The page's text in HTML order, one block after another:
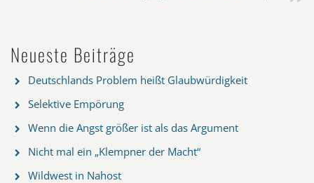
Neueste Beiträge
Deutschlands Problem heißt Glaubwürdigkeit
Selektive Empörung
Wenn die Angst größer ist als das Argument
Nicht mal ein „Klempner der Macht“
Wildwest in Nahost